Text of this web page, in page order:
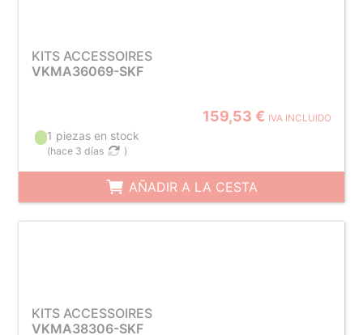
KITS ACCESSOIRES
VKMA36069-SKF
159,53 € IVA INCLUIDO
1 piezas en stock
(hace 3 días )
AÑADIR A LA CESTA
KITS ACCESSOIRES
VKMA38306-SKF